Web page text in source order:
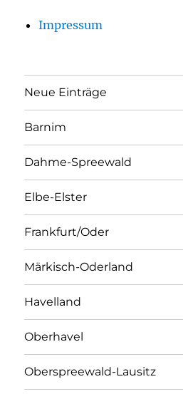
Impressum
Neue Einträge
Barnim
Dahme-Spreewald
Elbe-Elster
Frankfurt/Oder
Märkisch-Oderland
Havelland
Oberhavel
Oberspreewald-Lausitz